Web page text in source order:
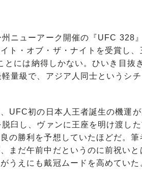
ニューアーク開催の『UFC 328
ト・オブ・ザ・ナイトを受賞し、
には納得しかない。ひいき目抜
量級で、アジア人同士というシ
UFC初の日本人王者誕生の機運
臼し、ヴァンに王座を明け渡し
の勝利を予想していたほどだ。筆
まだ午前中だというのに前祝いと
うえにも戴冠ムードを高めていた